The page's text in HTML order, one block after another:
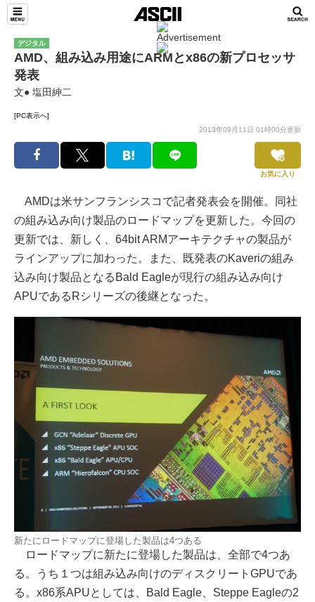
デジタル
AMD、組み込み用途にARMとx86の新プロセッサ
発表
文● 塩田紳二
[PC表示へ]
2013年09月11日 01時00分更新
お気に入り
AMDは米サンフランシスコで記者発表会を開催。同社
の組み込み向け製品のロードマップを更新した。今回の
更新では、新しく、64bit ARMアーキテクチャの製品が
ラインアップに加わった。また、既発表のKaveriの組み
込み向け製品となるBald Eagleが現行の組み込み向け
APUであるRシリーズの後継となった。
新たにロードマップに登場した製品は4つある
ロードマップに新たに登場した製品は、全部で4つあ
る。うち１つは組み込み向けのディスクリートGPUであ
る。x86系APUとしては、Bald Eagle、Steppe Eagleの2